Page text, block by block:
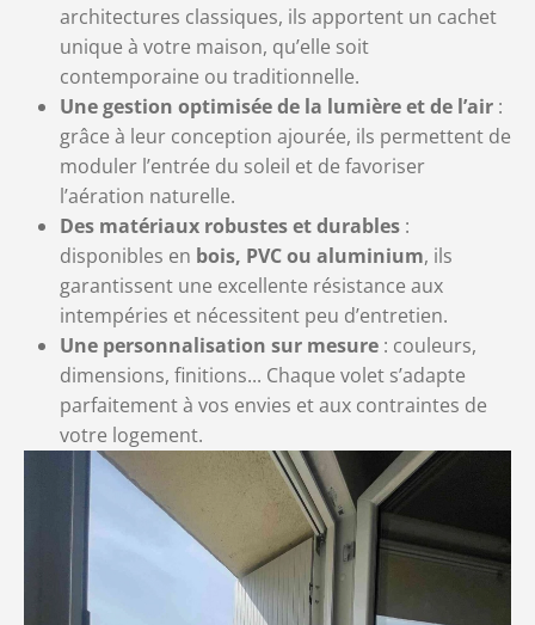
architectures classiques, ils apportent un cachet
unique à votre maison, qu’elle soit
contemporaine ou traditionnelle.
Une gestion optimisée de la lumière et de l’air :
grâce à leur conception ajourée, ils permettent de
moduler l’entrée du soleil et de favoriser
l’aération naturelle.
Des matériaux robustes et durables :
disponibles en bois, PVC ou aluminium, ils
garantissent une excellente résistance aux
intempéries et nécessitent peu d’entretien.
Une personnalisation sur mesure : couleurs,
dimensions, finitions... Chaque volet s’adapte
parfaitement à vos envies et aux contraintes de
votre logement.